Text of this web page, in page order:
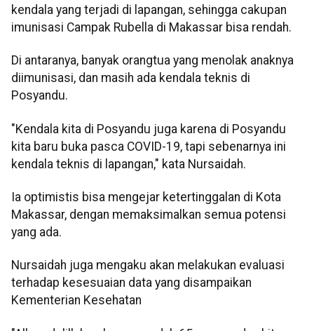
kendala yang terjadi di lapangan, sehingga cakupan
imunisasi Campak Rubella di Makassar bisa rendah.
Di antaranya, banyak orangtua yang menolak anaknya
diimunisasi, dan masih ada kendala teknis di
Posyandu.
"Kendala kita di Posyandu juga karena di Posyandu
kita baru buka pasca COVID-19, tapi sebenarnya ini
kendala teknis di lapangan," kata Nursaidah.
Ia optimistis bisa mengejar ketertinggalan di Kota
Makassar, dengan memaksimalkan semua potensi
yang ada.
Nursaidah juga mengaku akan melakukan evaluasi
terhadap kesesuaian data yang disampaikan
Kementerian Kesehatan